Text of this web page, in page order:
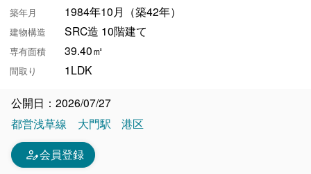
築年月 1984年10月（築42年）
建物構造 SRC造 10階建て
専有面積 39.40㎡
間取り 1LDK
公開日：2026/07/27
都営浅草線
大門駅 港区
person_edit会員登録